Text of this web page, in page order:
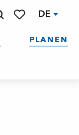
DE
PLANEN